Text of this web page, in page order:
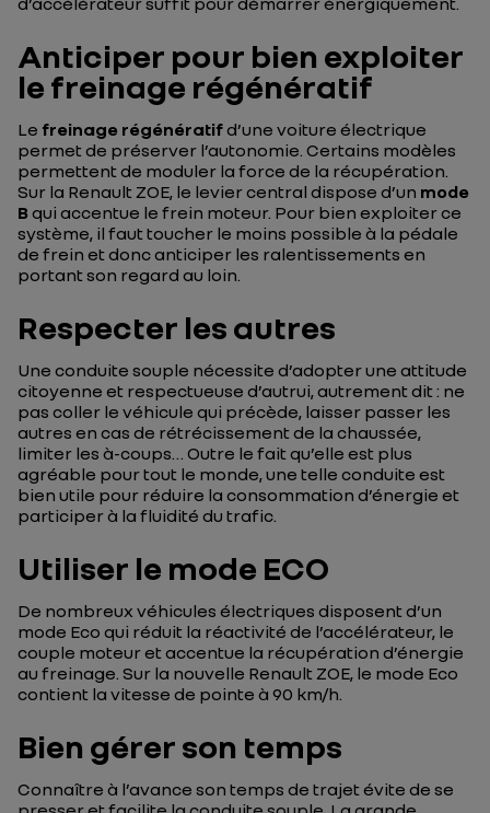
Anticiper pour bien exploiter
le freinage régénératif
Le freinage régénératifd’une voiture électrique
permet de préserver l’autonomie. Certains modèles
permettent de moduler la force de la récupération.
Sur la Renault ZOE, le levier central dispose d’un mode
B qui accentue le frein moteur. Pour bien exploiter ce
système, il faut toucher le moins possible à la pédale
de frein et donc anticiper les ralentissements en
portant son regard au loin.
Respecter les autres
Une conduite souple nécessite d’adopter une attitude
citoyenne et respectueuse d’autrui, autrement dit : ne
pas coller le véhicule qui précède, laisser passer les
autres en cas de rétrécissement de la chaussée,
limiter les à-coups… Outre le fait qu’elle est plus
agréable pour tout le monde, une telle conduite est
bien utile pour réduire la consommation d’énergie et
participer à la fluidité du trafic.
Utiliser le mode ECO
De nombreux véhicules électriques disposent d’un
mode Eco qui réduit la réactivité de l’accélérateur, le
couple moteur et accentue la récupération d’énergie
au freinage. Sur la nouvelle Renault ZOE, le mode Eco
contient la vitesse de pointe à 90 km/h.
Bien gérer son temps
Connaître à l’avance son temps de trajet évite de se